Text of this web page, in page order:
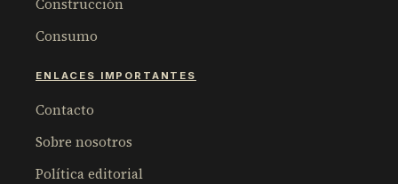
Construcción
Consumo
ENLACES IMPORTANTES
Contacto
Sobre nosotros
Política editorial